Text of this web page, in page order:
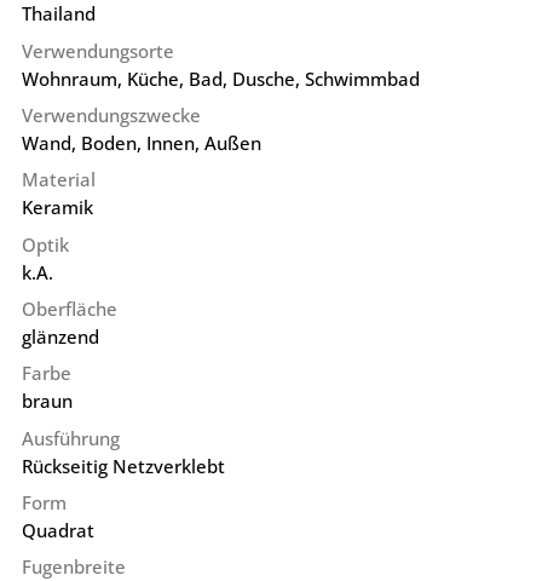
Thailand
Verwendungsorte
Wohnraum, Küche, Bad, Dusche, Schwimmbad
Verwendungszwecke
Wand, Boden, Innen, Außen
Material
Keramik
Optik
k.A.
Oberfläche
glänzend
Farbe
braun
Ausführung
Rückseitig Netzverklebt
Form
Quadrat
Fugenbreite